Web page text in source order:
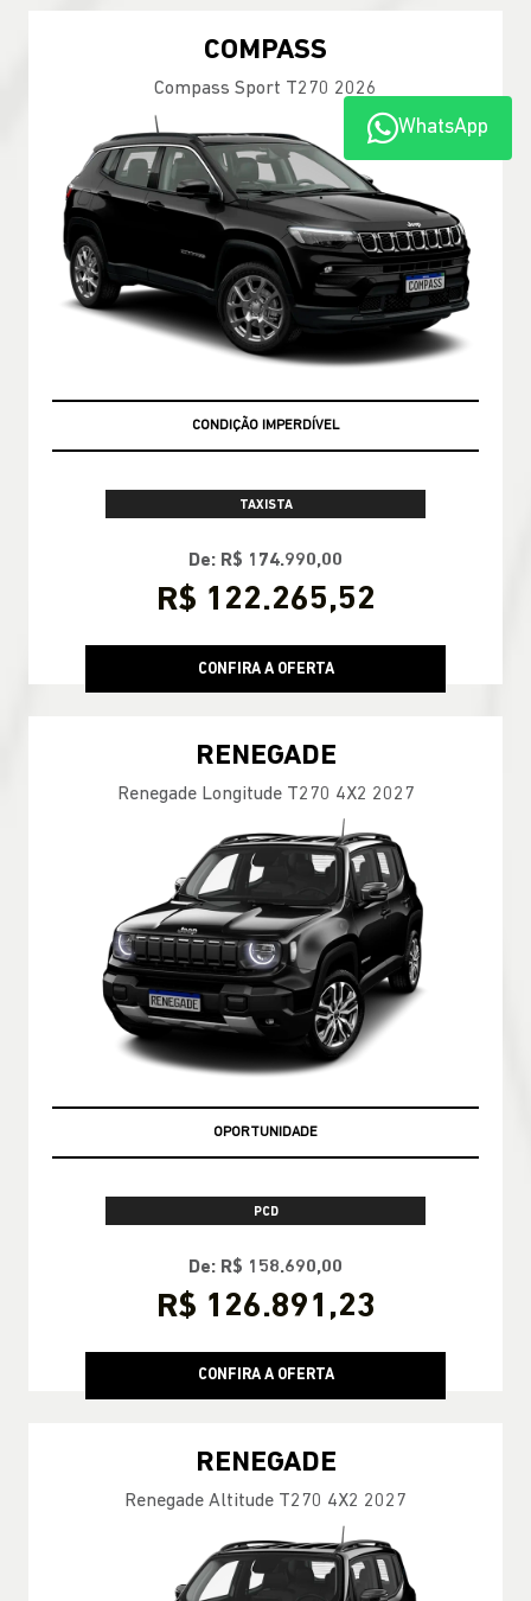
COMPASS
Compass Sport T270 2026
CONDIÇÃO IMPERDÍVEL
TAXISTA
De: R$ 174.990,00
R$ 122.265,52
CONFIRA A OFERTA
RENEGADE
Renegade Longitude T270 4X2 2027
OPORTUNIDADE
PCD
De: R$ 158.690,00
R$ 126.891,23
CONFIRA A OFERTA
RENEGADE
Renegade Altitude T270 4X2 2027
WhatsApp